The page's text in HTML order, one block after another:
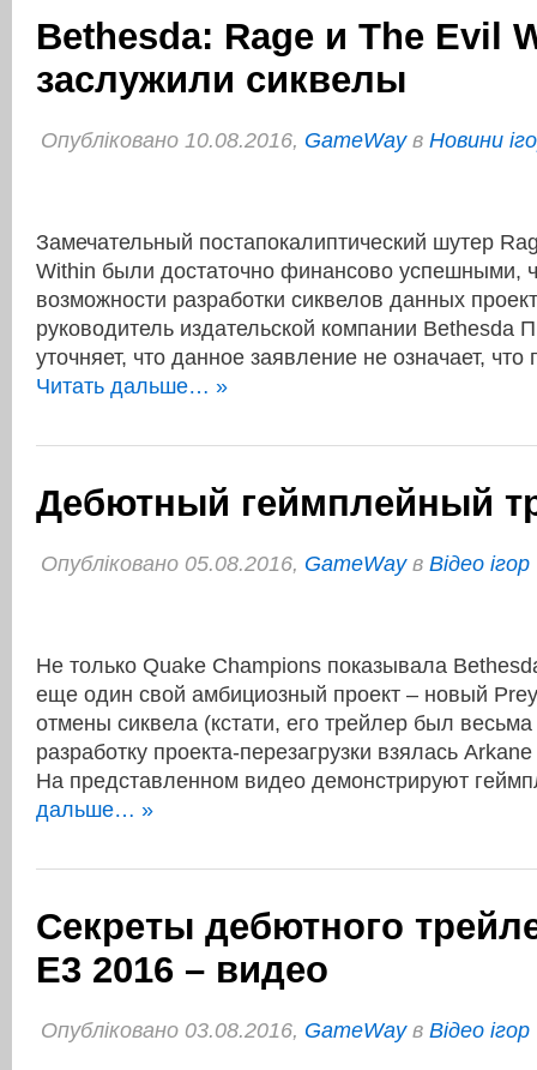
Bethesda: Rage и The Evil
заслужили сиквелы
Опубліковано 10.08.2016, GameWayв Новини
Замечательный постапокалиптический шутер
Within были достаточно финансово успешными,
возможности разработки сиквелов данных
руководитель издательской компании Bethesda
уточняет, что данное заявление не означает,
Читать дальше… »
Дебютный геймплейный
Опубліковано 05.08.2016, GameWayв Відео ігор
Не только Quake Champions показывала
еще один свой амбициозный проект – новый
отмены сиквела (кстати, его трейлер был
разработку проекта-перезагрузки взялась
На представленном видео демонстрируют
дальше… »
Секреты дебютного
Е3 2016 – видео
Опубліковано 03.08.2016, GameWayв Відео ігор